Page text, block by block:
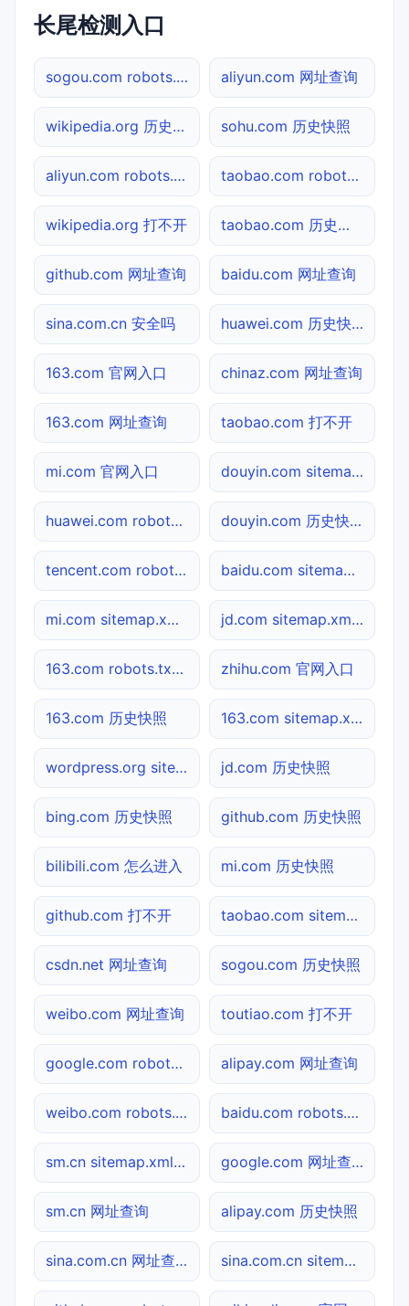
长尾检测入口
sogou.com robots.txt检测 aliyun.com 网址查询
wikipedia.org 历史快照 sohu.com 历史快照
aliyun.com robots.txt检测 taobao.com robots.txt检测
wikipedia.org 打不开 taobao.com 历史快照
github.com 网址查询 baidu.com 网址查询
sina.com.cn 安全吗 huawei.com 历史快照
163.com 官网入口 chinaz.com 网址查询
163.com 网址查询 taobao.com 打不开
mi.com 官网入口 douyin.com sitemap.xml检测
huawei.com robots.txt检测 douyin.com 历史快照
tencent.com robots.txt检测 baidu.com sitemap.xml检测
mi.com sitemap.xml检测 jd.com sitemap.xml检测
163.com robots.txt检测 zhihu.com 官网入口
163.com 历史快照 163.com sitemap.xml检测
wordpress.org sitemap.xml检测 jd.com 历史快照
bing.com 历史快照 github.com 历史快照
bilibili.com 怎么进入 mi.com 历史快照
github.com 打不开 taobao.com sitemap.xml检测
csdn.net 网址查询 sogou.com 历史快照
weibo.com 网址查询 toutiao.com 打不开
google.com robots.txt检测 alipay.com 网址查询
weibo.com robots.txt检测 baidu.com robots.txt检测
sm.cn sitemap.xml检测 google.com 网址查询
sm.cn 网址查询 alipay.com 历史快照
sina.com.cn 网址查询 sina.com.cn sitemap.xml检测